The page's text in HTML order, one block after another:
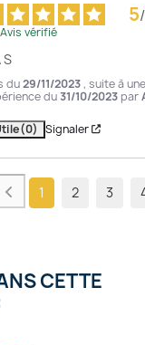
5/
Avis vérifié
S
du29/11/2023, suite à une
du 31/10/2023 par
(0) Signaler
1 2 3
CETTE